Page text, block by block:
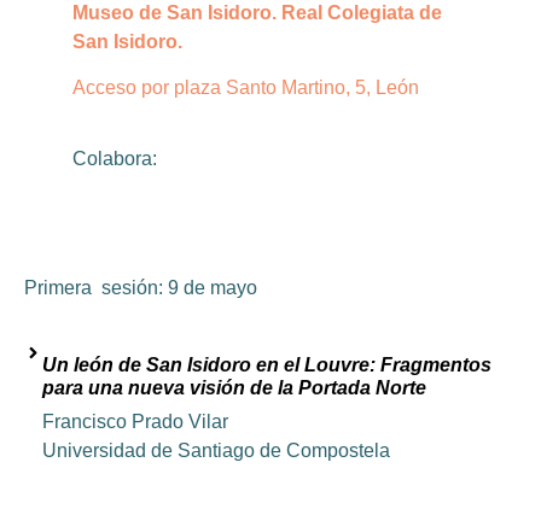
Museo de San Isidoro. Real Colegiata de
San Isidoro.
Acceso por plaza Santo Martino, 5, León
Colabora:
Primera sesión: 9 de mayo
Un león de San Isidoro en el Louvre: Fragmentos
para una nueva visión de la Portada Norte
Francisco Prado Vilar
Universidad de Santiago de Compostela